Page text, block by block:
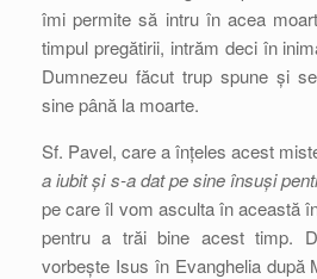
îmi permite să intru în acea
timpul pregătirii, intrăm deci în
Dumnezeu făcut trup spune și
sine până la moarte.
Sf. Pavel, care a înțeles acest
a iubit și s-a dat pe sine însuși
pe care îl vom asculta în această
pentru a trăi bine acest timp.
vorbește Isus în Evanghelia după